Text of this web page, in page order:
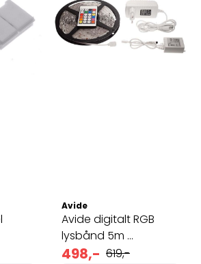
Avide
Avide digitalt RGB
lysbånd 5m ...
498,- 619,-